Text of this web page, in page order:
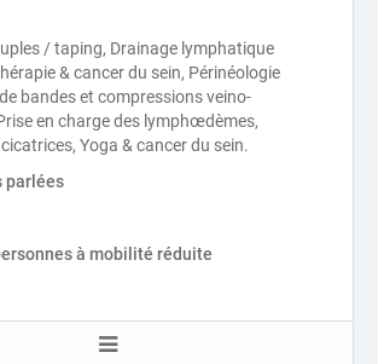
/ taping, Drainage lymphatique
& cancer du sein, Périnéologie
bandes et compressions veino-
en charge des lymphœdèmes,
Yoga & cancer du sein.
parlées
à mobilité réduite